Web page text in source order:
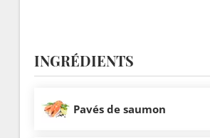
INGRÉDIENTS
Pavés de saumon